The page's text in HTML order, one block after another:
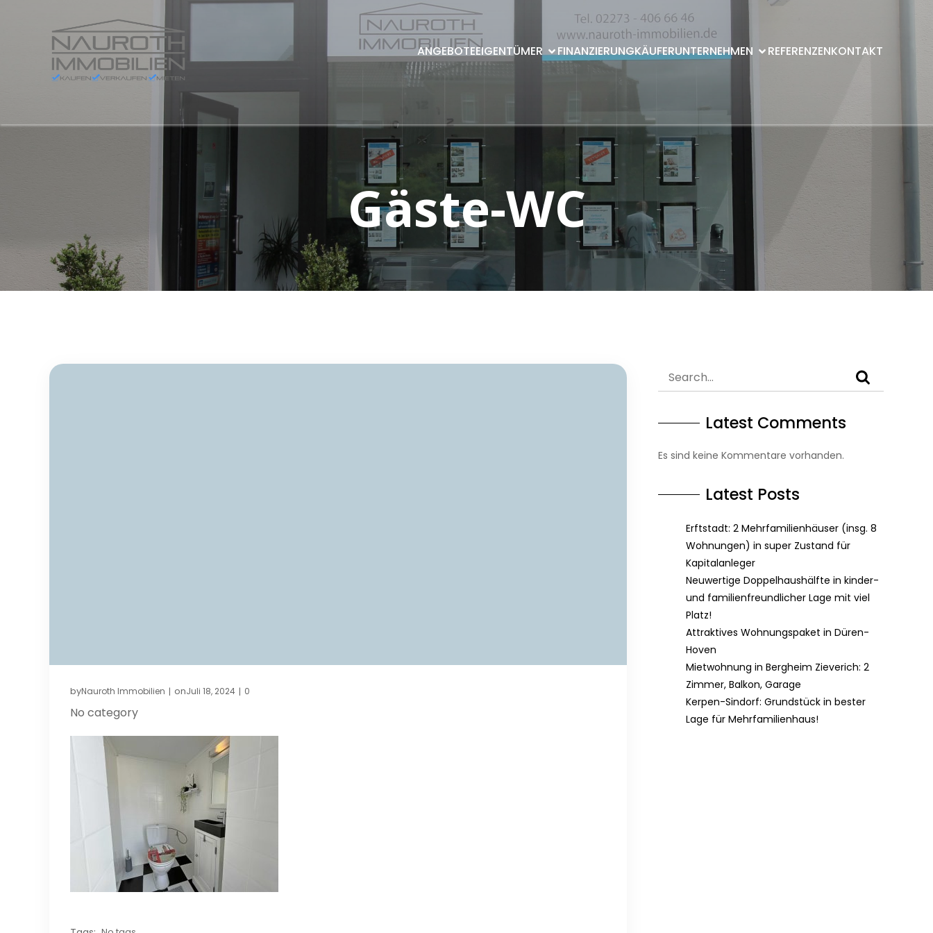
ANGEBOTEEIGENTÜMER FINANZIERUNGKÄUFERUNTERNEHMEN REFERENZENKONTAKT
Gäste-WC
byNauroth Immobilien | onJuli 18, 2024 | 0
No category
Latest Comments
Es sind keine Kommentare vorhanden.
Latest Posts
Erftstadt: 2 Mehrfamilienhäuser (insg. 8
Wohnungen) in super Zustand für
Kapitalanleger
Neuwertige Doppelhaushälfte in kinder-
und familienfreundlicher Lage mit viel
Platz!
Attraktives Wohnungspaket in Düren-
Hoven
Mietwohnung in Bergheim Zieverich: 2
Zimmer, Balkon, Garage
Kerpen-Sindorf: Grundstück in bester
Lage für Mehrfamilienhaus!